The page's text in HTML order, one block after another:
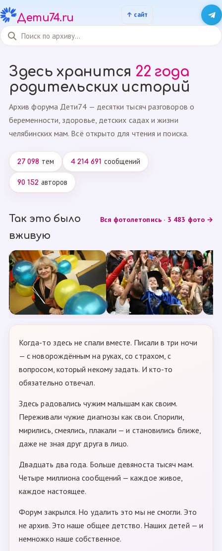
Дети74.ru
Здесь хранится 22 года
родительских историй
Архив форума Дети74 — десятки тысяч разговоров о
беременности, здоровье, детских садах и жизни
челябинских мам. Всё открыто для чтения и поиска.
27 098 тем 4 214 691 сообщений
90 152 авторов
Так это было
вживую
Вся фотолетопись · 3 483 фото →
Когда-то здесь не спали вместе. Писали в три ночи
— с новорождённым на руках, со страхом, с
вопросом, который некому задать. И кто-то
обязательно отвечал.
Здесь радовались чужим малышам как своим.
Переживали чужие диагнозы как свои. Спорили,
мирились, смеялись, плакали — и становились ближе,
даже не зная друг друга в лицо.
Двадцать два года. Больше девяноста тысяч мам.
Четыре миллиона сообщений — каждое живое,
каждое настоящее.
Форум закрылся. Но удалить это мы не смогли. Это
не архив. Это наше общее детство. Наших детей — и
немножко наше собственное.